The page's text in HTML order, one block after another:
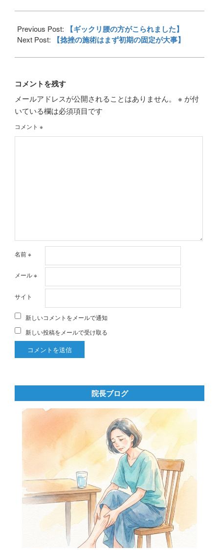
11-
30
Previous Post: 【ギックリ腰の方がこられました】
Next Post: 【捻挫の施術はまず初期の固定が大事】
コメントを残す
メールアドレスが公開されることはありません。 ※ が付
いている欄は必須項目です
コメント ※
名前※
メール※
サイト
新しいコメントをメールで通知
新しい投稿をメールで受け取る
院長ブログ